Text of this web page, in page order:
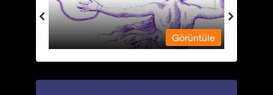
Görüntüle